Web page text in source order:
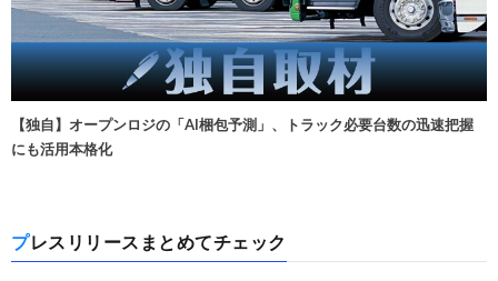
【独自】オープンロジの「AI梱包予測」、トラック必要台数の迅速把握
にも活用本格化
プレスリリースまとめてチェック